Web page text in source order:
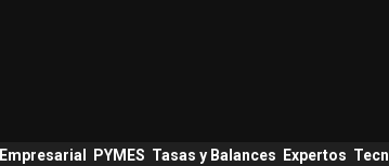
Empresarial PYMES Tasas y Balances Expertos